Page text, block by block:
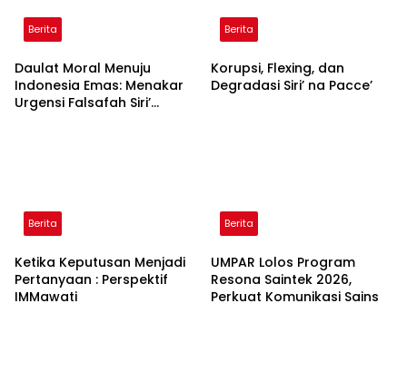
Berita
Daulat Moral Menuju
Indonesia Emas: Menakar
Urgensi Falsafah Siri’
Berita
Korupsi, Flexing, dan
Degradasi Siri’ na Pacce’
Berita
Ketika Keputusan Menjadi
Pertanyaan : Perspektif
IMMawati
Berita
UMPAR Lolos Program
Resona Saintek 2026,
Perkuat Komunikasi Sains